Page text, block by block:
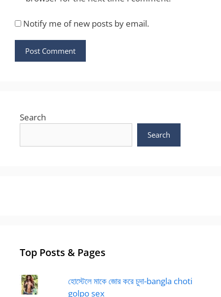
Notify me of new posts by email.
Search
Search
Top Posts & Pages
হোস্টেলে মাকে জোর করে চুদা-bangla choti
golpo sex